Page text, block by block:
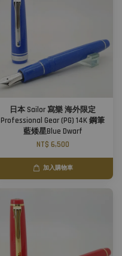
日本 Sailor 寫樂 海外限定
Professional Gear (PG) 14K 鋼筆
藍矮星Blue Dwarf
NT$ 6,500
加入購物車